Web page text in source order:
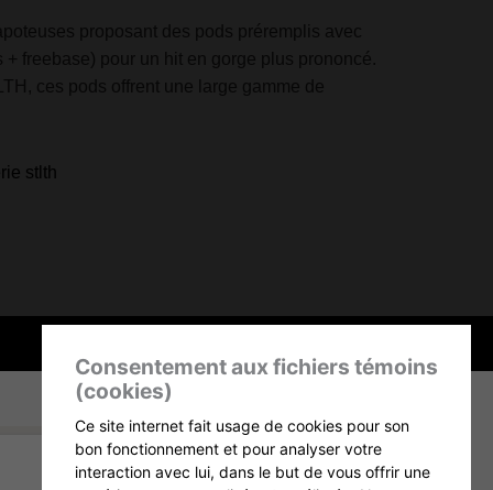
proposant des pods préremplis avec
+ freebase) pour un hit en gorge plus prononcé.
ces pods offrent une large gamme de
stlth
Consentement aux fichiers témoins
(cookies)
Ce site internet fait usage de cookies pour son
bon fonctionnement et pour analyser votre
interaction avec lui, dans le but de vous offrir une